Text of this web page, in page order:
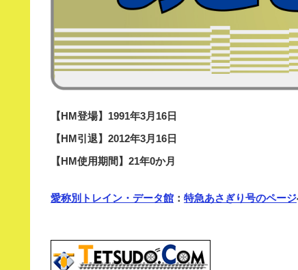
【HM登場】1991年3月16日
【HM引退】2012年3月16日
【HM使用期間】21年0か月
愛称別トレイン・データ館 ： 特急あさぎり号のページ